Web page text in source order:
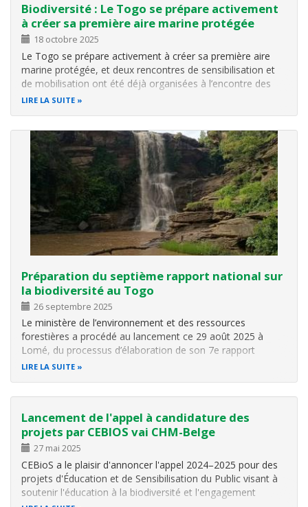
Biodiversité : Le Togo se prépare activement
à créer sa première aire marine protégée
18 octobre 2025
Le Togo se prépare activement à créer sa première aire
marine protégée, et deux rencontres de sensibilisation et
de mobilisation ont été déjà organisées à l’encontre des
acteurs impliqués. Ces rencontres, initiées par le ministère
LIRE LA SUITE
Préparation du septième rapport national sur
la biodiversité au Togo
26 septembre 2025
Le ministère de l’environnement et des ressources
forestières a procédé au lancement ce 29 août 2025 à
Lomé, du processus d’élaboration de son 7e rapport
national sur la diversité biologique, comptant pour la
LIRE LA SUITE
Lancement de l'appel à candidature des
projets par CEBIOS vai CHM-Belge
27 mai 2025
CEBioS a le plaisir d'annoncer l'appel 2024–2025 pour des
projets d'Éducation et de Sensibilisation du Public visant à
soutenir l'éducation à la biodiversité et l'engagement